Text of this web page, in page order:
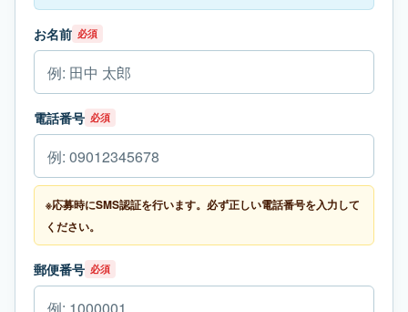
お名前 必須
電話番号 必須
※応募時にSMS認証を行います。必ず正しい電話番号を入力して
ください。
郵便番号 必須